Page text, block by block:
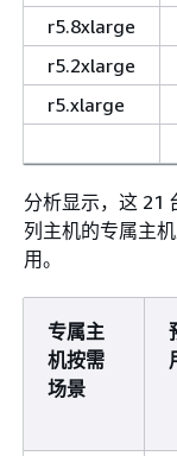
r5.8xlarge
r5.2xlarge
r5.xlarge
分析显示，这 21
列主机的专属主
用。
专属主
机按需
场景